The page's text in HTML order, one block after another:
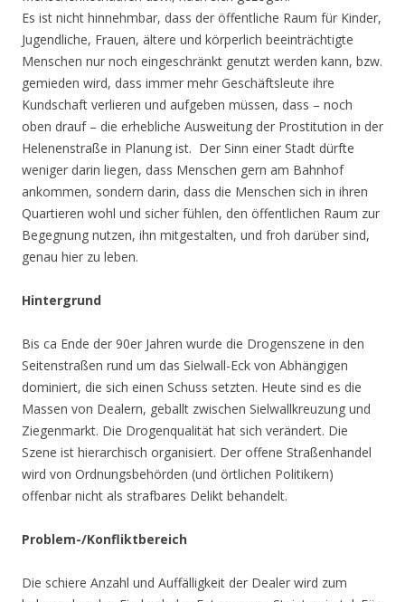
Es ist nicht hinnehmbar, dass der öffentliche Raum für Kinder,
Jugendliche, Frauen, ältere und körperlich beeinträchtigte
Menschen nur noch eingeschränkt genutzt werden kann, bzw.
gemieden wird, dass immer mehr Geschäftsleute ihre
Kundschaft verlieren und aufgeben müssen, dass – noch
oben drauf – die erhebliche Ausweitung der Prostitution in der
Helenenstraße in Planung ist. Der Sinn einer Stadt dürfte
weniger darin liegen, dass Menschen gern am Bahnhof
ankommen, sondern darin, dass die Menschen sich in ihren
Quartieren wohl und sicher fühlen, den öffentlichen Raum zur
Begegnung nutzen, ihn mitgestalten, und froh darüber sind,
genau hier zu leben.
Hintergrund
Bis ca Ende der 90er Jahren wurde die Drogenszene in den
Seitenstraßen rund um das Sielwall-Eck von Abhängigen
dominiert, die sich einen Schuss setzten. Heute sind es die
Massen von Dealern, geballt zwischen Sielwallkreuzung und
Ziegenmarkt. Die Drogenqualität hat sich verändert. Die
Szene ist hierarchisch organisiert. Der offene Straßenhandel
wird von Ordnungsbehörden (und örtlichen Politikern)
offenbar nicht als strafbares Delikt behandelt.
Problem-/Konfliktbereich
Die schiere Anzahl und Auffälligkeit der Dealer wird zum